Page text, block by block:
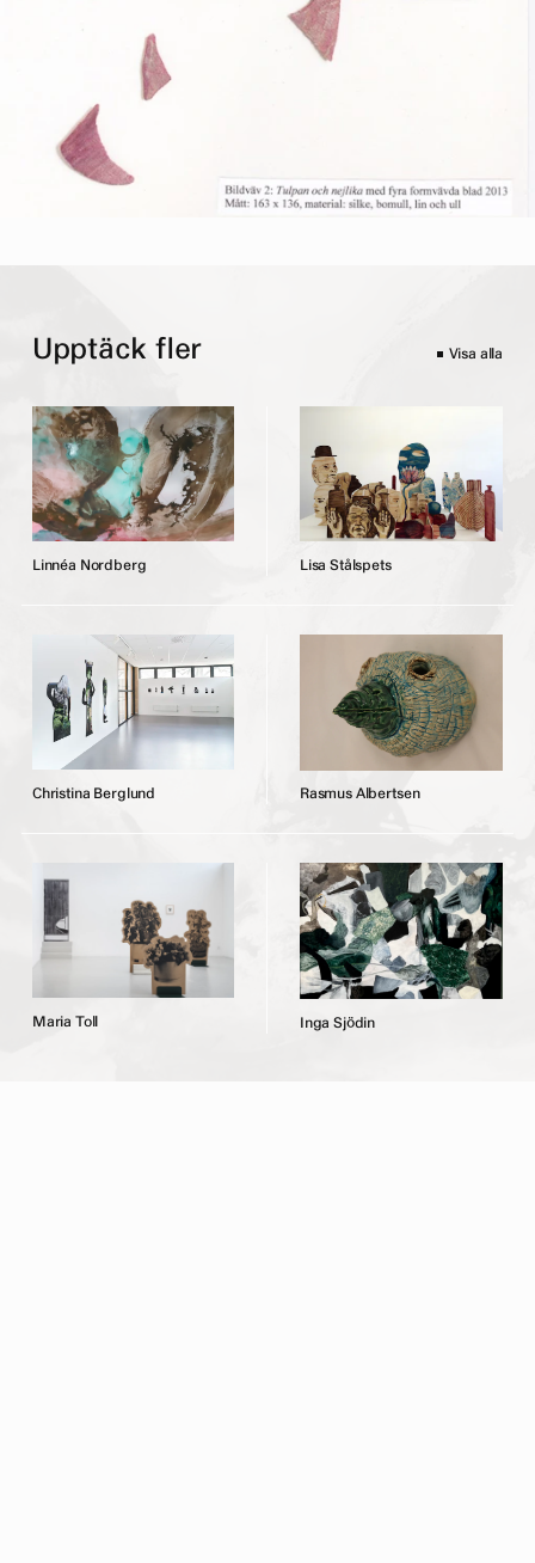
Upptäck fler Visa alla
Linnéa Nordberg Lisa Stålspets
Christina Berglund Rasmus Albertsen
Maria Toll Inga Sjödin